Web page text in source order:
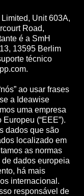
Unit 603A,
Road,
é a SmH
13595 Berlim
técnico
.
ao usar frases
a Ideawise
uma empresa
(“EEE”).
dados que são
localizado em
as normas
dados europeia
há mais
internacional.
responsável de